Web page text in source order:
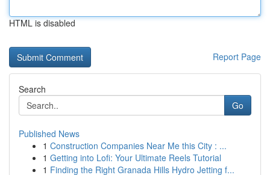
HTML is disabled
Report Page
Search
Go
Published News
1 Construction Companies Near Me this City : ...
1 Getting into Lofi: Your Ultimate Reels Tutorial
1 Finding the Right Granada Hills Hydro Jetting f...